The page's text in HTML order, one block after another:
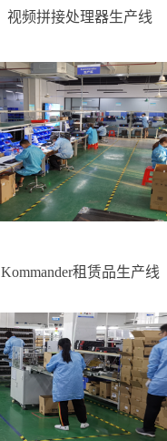
视频拼接处理器生产线
Kommander租赁品生产线